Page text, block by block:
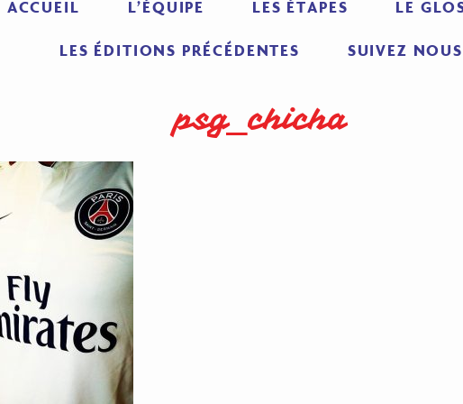
ACCUEIL L’ÉQUIPE LES ÉTAPES LE
LES ÉDITIONS PRÉCÉDENTES SUIVEZ NOUS
psg_chicha